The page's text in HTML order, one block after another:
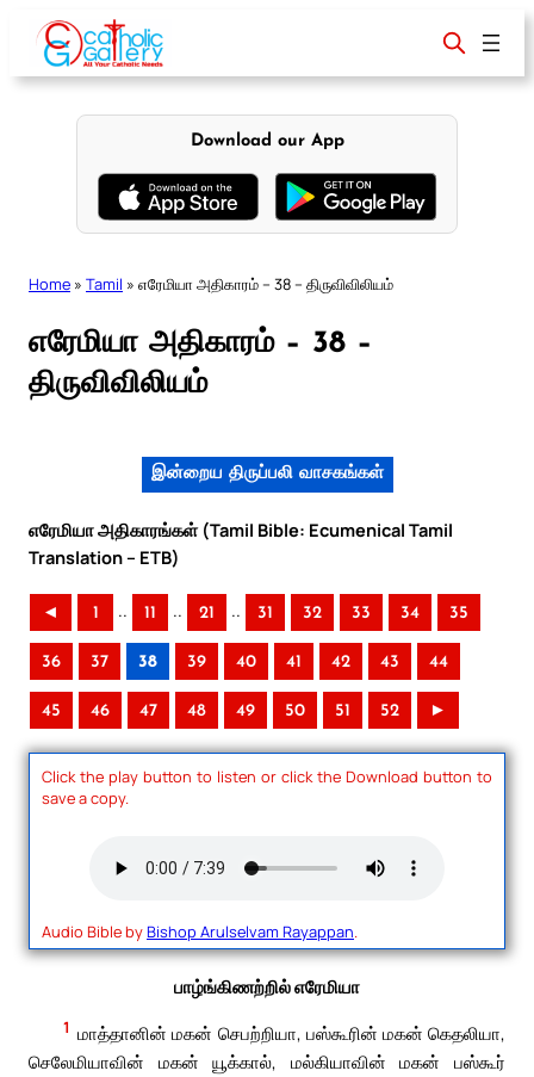
content
Download our App
Home » Tamil » எரேமியா அதிகாரம் – 38 – திருவிவிலியம்
எரேமியா அதிகாரம் – 38 –
திருவிவிலியம்
இன்றைய திருப்பலி வாசகங்கள்
எரேமியா அதிகாரங்கள் (Tamil Bible: Ecumenical Tamil
Translation – ETB)
◄ 1 .. 11 .. 21 .. 31 32 33 34 35
36 37 38 39 40 41 42 43 44
45 46 47 48 49 50 51 52 ►
Click the play button to listen or click the Download button to
save a copy.
Audio Bible byBishop Arulselvam Rayappan.
பாழ்ங்கிணற்றில் எரேமியா
1 மாத்தானின் மகன் செபற்றியா, பஸ்கூரின் மகன் கெதலியா,
செலேமியாவின் மகன் யூக்கால், மல்கியாவின் மகன் பஸ்கூர்